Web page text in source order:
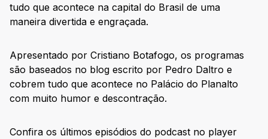
tudo que acontece na capital do Brasil de uma
maneira divertida e engraçada.
Apresentado por Cristiano Botafogo, os programas
são baseados no blog escrito por Pedro Daltro e
cobrem tudo que acontece no Palácio do Planalto
com muito humor e descontração.
Confira os últimos episódios do podcast no player